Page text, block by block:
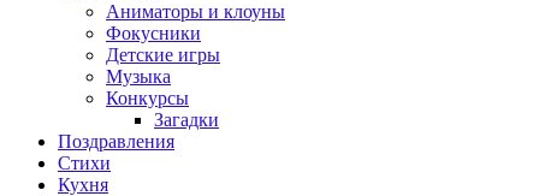
Аниматоры и клоуны
Фокусники
Детские игры
Музыка
Конкурсы
Загадки
Поздравления
Стихи
Кухня